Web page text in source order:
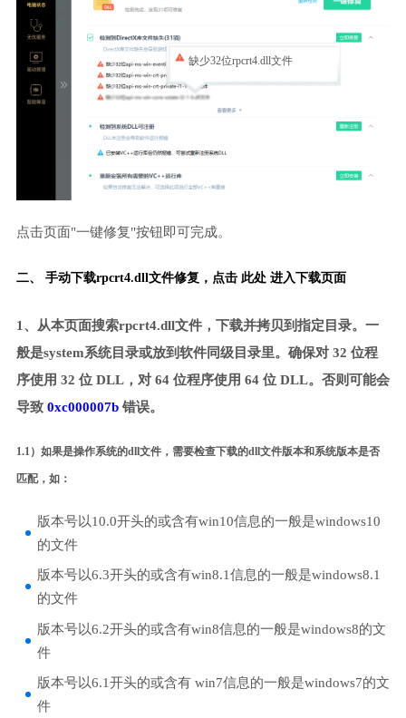
缺少32位rpcrt4.dll文件
点击页面"一键修复"按钮即可完成。
二、 手动下载rpcrt4.dll文件修复， 点击 此处 进入下载页面
1、从本页面搜索rpcrt4.dll文件，下载并拷贝到指定目录。一
般是system系统目录或放到软件同级目录里。确保对 32 位程
序使用 32 位 DLL，对 64 位程序使用 64 位 DLL。否则可能会
导致 0xc000007b错误。
1.1）如果是操作系统的dll文件，需要检查下载的dll文件版本和系统版本是否
匹配，如：
版本号以10.0开头的或含有win10信息的一般是windows10
的文件
版本号以6.3开头的或含有win8.1信息的一般是windows8.1
的文件
版本号以6.2开头的或含有win8信息的一般是windows8的文
件
版本号以6.1开头的或含有 win7信息的一般是windows7的文
件